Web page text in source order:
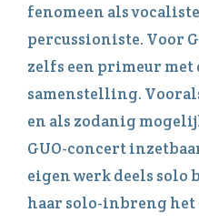
fenomeen als
percussioniste. Voor
zelfs een primeur
samenstelling.
en als zodanig
GUO-concert
eigen werk deels solo
haar solo-inbreng het